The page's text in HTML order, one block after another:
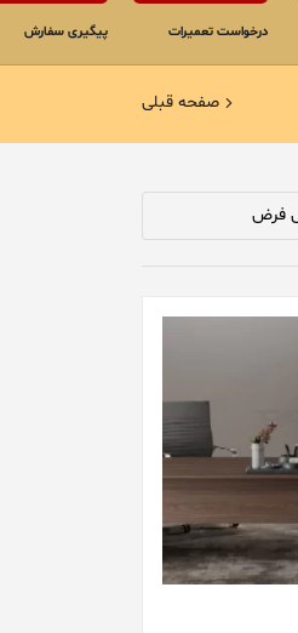
درخواست تعمیرات پیگیری سفارش
صفحه قبلی